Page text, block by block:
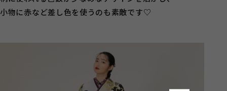
小物に赤など差し色を使うのも素敵です♡